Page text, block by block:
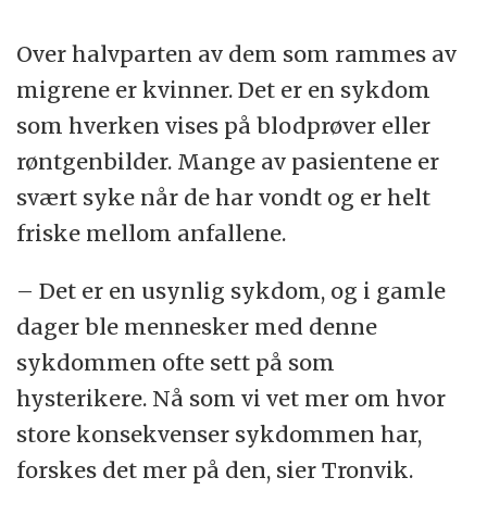
Over halvparten av dem som rammes av
migrene er kvinner. Det er en sykdom
som hverken vises på blodprøver eller
røntgenbilder. Mange av pasientene er
svært syke når de har vondt og er helt
friske mellom anfallene.
– Det er en usynlig sykdom, og i gamle
dager ble mennesker med denne
sykdommen ofte sett på som
hysterikere. Nå som vi vet mer om hvor
store konsekvenser sykdommen har,
forskes det mer på den, sier Tronvik.